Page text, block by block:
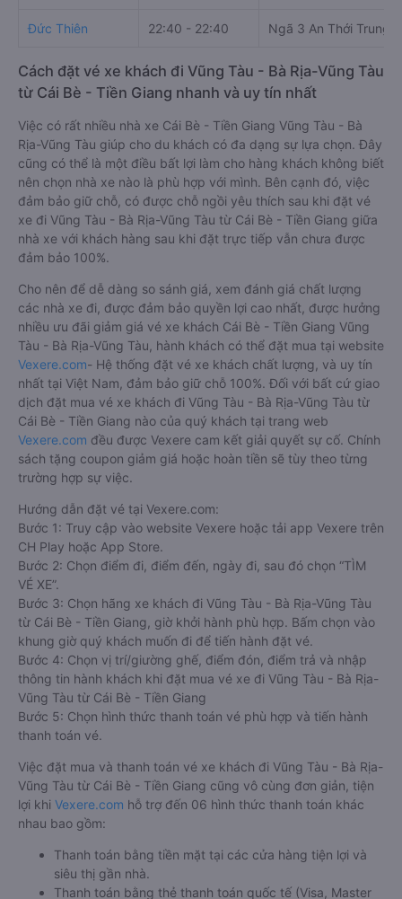
Đức Thiên 22:40 - 22:40 Ngã 3 An Thới Trung
Cách đặt vé xe khách đi Vũng Tàu - Bà Rịa-Vũng Tàu
từ Cái Bè - Tiền Giang nhanh và uy tín nhất
Việc có rất nhiều nhà xe Cái Bè - Tiền Giang Vũng Tàu - Bà
Rịa-Vũng Tàu giúp cho du khách có đa dạng sự lựa chọn. Đây
cũng có thể là một điều bất lợi làm cho hàng khách không biết
nên chọn nhà xe nào là phù hợp với mình. Bên cạnh đó, việc
đảm bảo giữ chỗ, có được chỗ ngồi yêu thích sau khi đặt vé
xe đi Vũng Tàu - Bà Rịa-Vũng Tàu từ Cái Bè - Tiền Giang giữa
nhà xe với khách hàng sau khi đặt trực tiếp vẫn chưa được
đảm bảo 100%.
Cho nên để dễ dàng so sánh giá, xem đánh giá chất lượng
các nhà xe đi, được đảm bảo quyền lợi cao nhất, được hưởng
nhiều ưu đãi giảm giá vé xe khách Cái Bè - Tiền Giang Vũng
Tàu - Bà Rịa-Vũng Tàu, hành khách có thể đặt mua tại website
Vexere.com- Hệ thống đặt vé xe khách chất lượng, và uy tín
nhất tại Việt Nam, đảm bảo giữ chỗ 100%. Đối với bất cứ giao
dịch đặt mua vé xe khách đi Vũng Tàu - Bà Rịa-Vũng Tàu từ
Cái Bè - Tiền Giang nào của quý khách tại trang web
Vexere.com đều được Vexere cam kết giải quyết sự cố. Chính
sách tặng coupon giảm giá hoặc hoàn tiền sẽ tùy theo từng
trường hợp sự việc.
Hướng dẫn đặt vé tại Vexere.com:
Bước 1: Truy cập vào website Vexere hoặc tải app Vexere trên
CH Play hoặc App Store.
Bước 2: Chọn điểm đi, điểm đến, ngày đi, sau đó chọn “TÌM
VÉ XE”.
Bước 3: Chọn hãng xe khách đi Vũng Tàu - Bà Rịa-Vũng Tàu
từ Cái Bè - Tiền Giang, giờ khởi hành phù hợp. Bấm chọn vào
khung giờ quý khách muốn đi để tiến hành đặt vé.
Bước 4: Chọn vị trí/giường ghế, điểm đón, điểm trả và nhập
thông tin hành khách khi đặt mua vé xe đi Vũng Tàu - Bà Rịa-
Vũng Tàu từ Cái Bè - Tiền Giang
Bước 5: Chọn hình thức thanh toán vé phù hợp và tiến hành
thanh toán vé.
Việc đặt mua và thanh toán vé xe khách đi Vũng Tàu - Bà Rịa-
Vũng Tàu từ Cái Bè - Tiền Giang cũng vô cùng đơn giản, tiện
lợi khi Vexere.com hỗ trợ đến 06 hình thức thanh toán khác
nhau bao gồm:
Thanh toán bằng tiền mặt tại các cửa hàng tiện lợi và
siêu thị gần nhà.
Thanh toán bằng thẻ thanh toán quốc tế (Visa, Master